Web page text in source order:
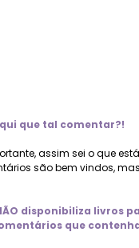
que tal comentar?!
assim sei o que
são bem vindos,
disponibiliza livros
que